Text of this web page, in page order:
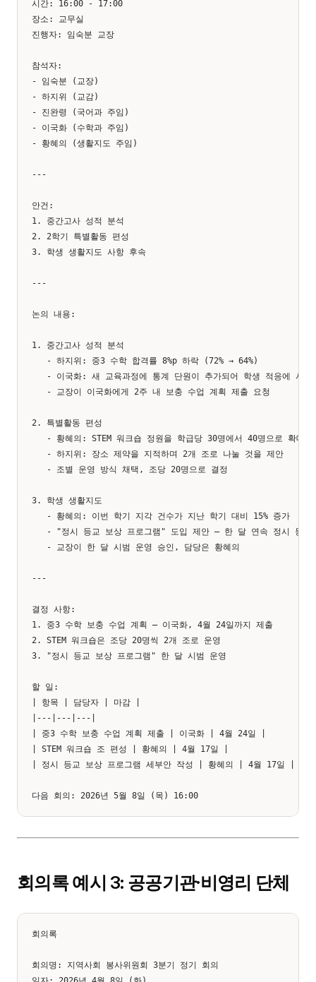
시간: 16:00 - 17:00
장소: 교무실
진행자: 임숙분 교장
참석자:
- 임숙분 (교장)
- 하지위 (교감)
- 진완령 (국어과 주임)
- 이국화 (수학과 주임)
- 황혜의 (생활지도 주임)
---
안건:
1. 중간고사 성적 분석
2. 2학기 특별활동 편성
3. 학생 생활지도 사항 후속
---
논의 내용:
1. 중간고사 성적 분석
   - 하지위: 중3 수학 합격률 8%p 하락 (72% → 64%)
- 이국화: 새 교육과정에 통계 단원이 추가되어 학생 적응에 시간
   - 교장이 이국화에게 2주 내 보충 수업 계획 제출 요청
2. 특별활동 편성
- 황혜의: STEM 워크숍 정원을 학급당 30명에서 40명으로 확대
   - 하지위: 장소 제약을 지적하며 2개 조로 나눌 것을 제안
   - 조별 운영 방식 채택, 조당 20명으로 결정
3. 학생 생활지도
   - 황혜의: 이번 학기 지각 건수가 지난 학기 대비 15% 증가
- "정시 등교 보상 프로그램" 도입 제안 — 한 달 연속 정시 등교
   - 교장이 한 달 시범 운영 승인, 담당은 황혜의
---
결정 사항:
1. 중3 수학 보충 수업 계획 — 이국화, 4월 24일까지 제출
2. STEM 워크숍은 조당 20명씩 2개 조로 운영
3. "정시 등교 보상 프로그램" 한 달 시범 운영
할 일:
| 항목 | 담당자 | 마감 |
|---|---|---|
| 중3 수학 보충 수업 계획 제출 | 이국화 | 4월 24일 |
| STEM 워크숍 조 편성 | 황혜의 | 4월 17일 |
| 정시 등교 보상 프로그램 세부안 작성 | 황혜의 | 4월 17일 |
회의록 예시 3: 공공기관·비영리 단체
회의록
회의명: 지역사회 봉사위원회 3분기 정기 회의